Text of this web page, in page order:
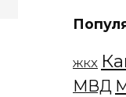
ЖКХ
МВД